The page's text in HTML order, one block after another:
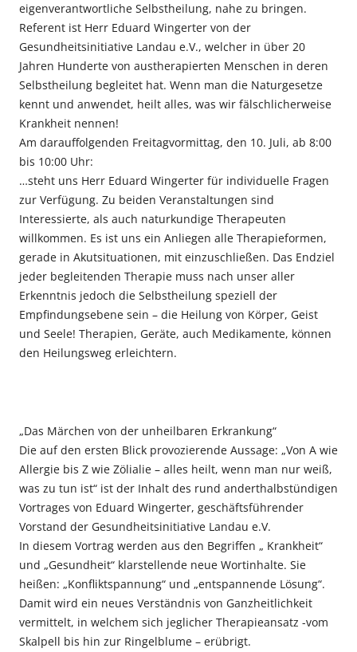
eigenverantwortliche Selbstheilung, nahe zu bringen.
Referent ist Herr Eduard Wingerter von der
Gesundheitsinitiative Landau e.V., welcher in über 20
Jahren Hunderte von austherapierten Menschen in deren
Selbstheilung begleitet hat. Wenn man die Naturgesetze
kennt und anwendet, heilt alles, was wir fälschlicherweise
Krankheit nennen!
Am darauffolgenden Freitagvormittag, den 10. Juli, ab 8:00
bis 10:00 Uhr:
…steht uns Herr Eduard Wingerter für individuelle Fragen
zur Verfügung. Zu beiden Veranstaltungen sind
Interessierte, als auch naturkundige Therapeuten
willkommen. Es ist uns ein Anliegen alle Therapieformen,
gerade in Akutsituationen, mit einzuschließen. Das Endziel
jeder begleitenden Therapie muss nach unser aller
Erkenntnis jedoch die Selbstheilung speziell der
Empfindungsebene sein – die Heilung von Körper, Geist
und Seele! Therapien, Geräte, auch Medikamente, können
den Heilungsweg erleichtern.
„Das Märchen von der unheilbaren Erkrankung“
Die auf den ersten Blick provozierende Aussage: „Von A wie
Allergie bis Z wie Zölialie – alles heilt, wenn man nur weiß,
was zu tun ist“ ist der Inhalt des rund anderthalbstündigen
Vortrages von Eduard Wingerter, geschäftsführender
Vorstand der Gesundheitsinitiative Landau e.V.
In diesem Vortrag werden aus den Begriffen „ Krankheit“
und „Gesundheit“ klarstellende neue Wortinhalte. Sie
heißen: „Konfliktspannung“ und „entspannende Lösung“.
Damit wird ein neues Verständnis von Ganzheitlichkeit
vermittelt, in welchem sich jeglicher Therapieansatz -vom
Skalpell bis hin zur Ringelblume – erübrigt.